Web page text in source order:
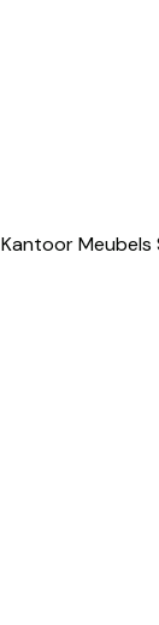
KantoorMeubels